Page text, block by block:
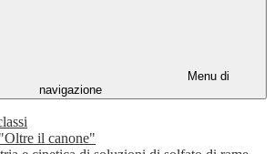
Menu di
navigazione
il canone"